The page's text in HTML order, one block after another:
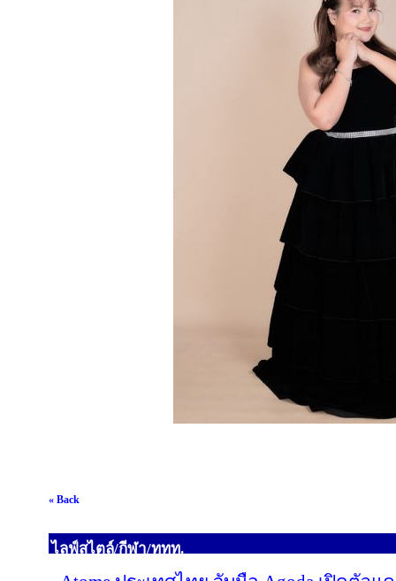
« Back
ไลฟ์สไตล์/กีฬา/ททท.